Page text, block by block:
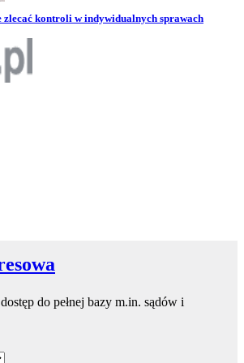
zlecać kontroli w indywidualnych sprawach
do pełnej bazy m.in. sądów i